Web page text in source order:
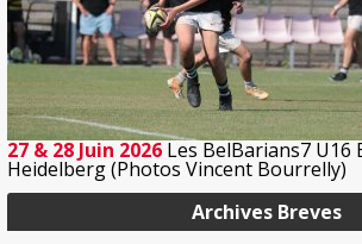
Archives Breves
27 & 28 Juin 2026 Les BelBarians7
Heidelberg (Photos Vincent Bourrelly)